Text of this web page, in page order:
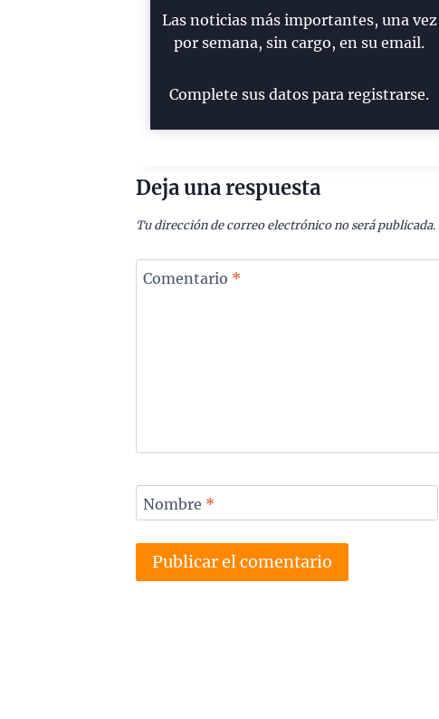
Las noticias más importantes, una vez
por semana, sin cargo, en su email.
Complete sus datos para registrarse.
Deja una respuesta
Tu dirección de correo electrónico no será publicada.
Comentario *
Nombre *